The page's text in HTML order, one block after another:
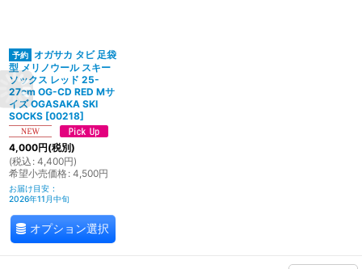
オガサカ タビ 足袋
型 メリノウール スキー
ソックス レッド 25-
27cm OG-CD RED Mサ
イズ OGASAKA SKI
SOCKS [00218]
4,000円(税別)
(税込 : 4,400円)
希望小売価格: 4,500円
お届け目安 :
2026年11月中旬
オプション選択